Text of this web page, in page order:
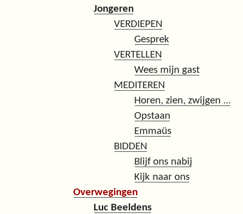
Jongeren
VERDIEPEN
Gesprek
VERTELLEN
Wees mijn gast
MEDITEREN
Horen, zien, zwijgen ...
Opstaan
Emmaüs
BIDDEN
Blijf ons nabij
Kijk naar ons
Overwegingen
Luc Beeldens